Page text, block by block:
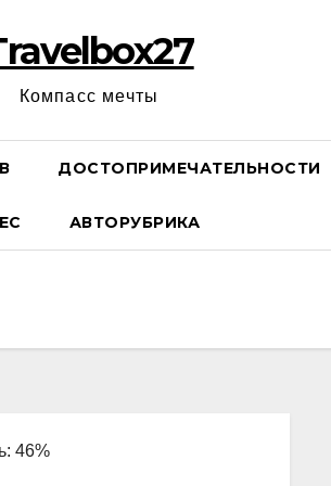
Компасс мечты
ДОСТОПРИМЕЧАТЕЛЬНОСТИ
АВТОРУБРИКА
46%